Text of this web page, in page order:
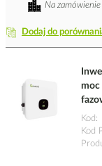
Dodaj do
Na zamówienie
moc
Kod
Kod